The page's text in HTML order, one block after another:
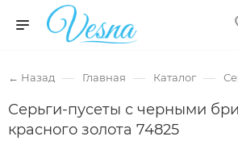
← Назад — Главная — Каталог —
Серьги-пусеты с черными
красного золота 74825